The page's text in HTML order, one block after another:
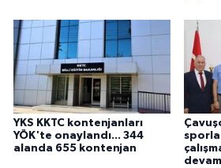
YKS KKTC kontenjanları
YÖK'te onaylandı... 344
alanda 655 kontenjan